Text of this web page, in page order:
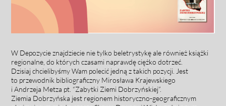
W Depozycie znajdziecie nie tylko beletrystykę ale również książki
regionalne, do których czasami naprawdę ciężko dotrzeć.
Dzisiaj chcielibyśmy Wam polecić jedną z takich pozycji. Jest
to przewodnik bibliograficzny Mirosława Krajewskiego
i Andrzeja Metza pt. “Zabytki Ziemi Dobrzyńskiej”.
Ziemia Dobrzyńska jest regionem historyczno-geograficznym